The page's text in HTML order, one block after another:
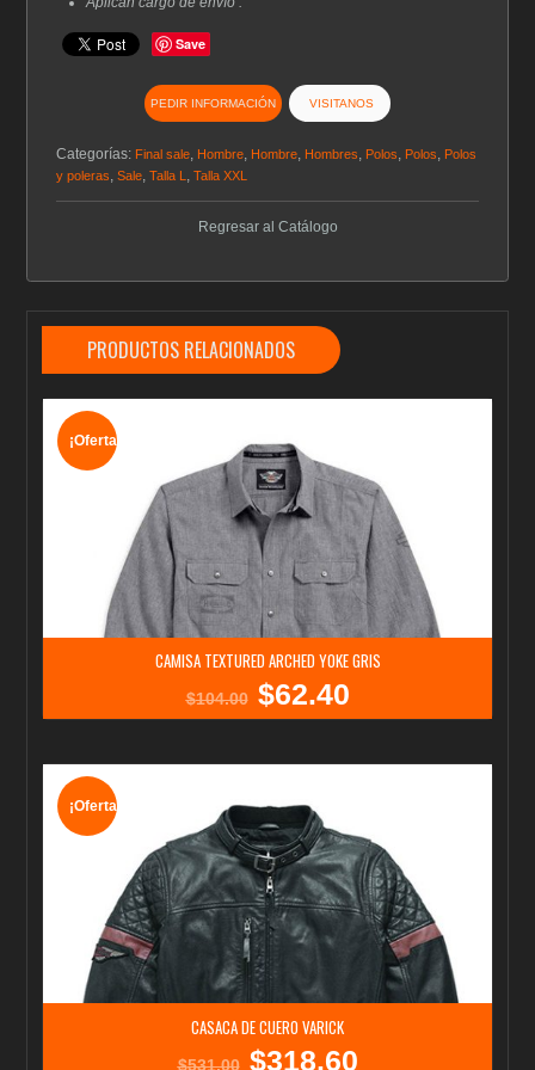
Save
PEDIR INFORMACIÓN VISITANOS
Categorías: Final sale, Hombre, Hombre, Hombres, Polos, Polos, Polos
y poleras,Sale,Talla L,Talla XXL
Regresar al Catálogo
PRODUCTOS RELACIONADOS
¡Oferta!
CAMISA TEXTURED ARCHED YOKE GRIS
$104.00
El
$62.40El
¡Oferta!
CASACA DE CUERO VARICK
$531.00
El
$318.60El